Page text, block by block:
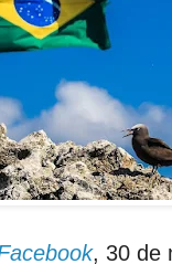
, 30 de